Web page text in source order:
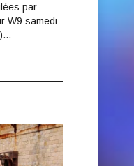
par
W9 samedi